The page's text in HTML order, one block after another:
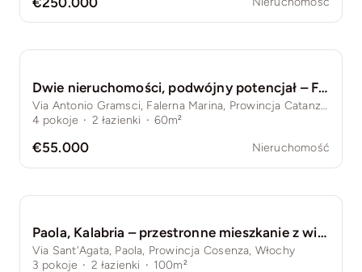
Dwie nieruchomości, podwójny potencjał – Falerna Marina, zaledwie 5 minut od morza
Via Antonio Gramsci, Falerna Marina, Prowincja Catanzaro, Włochy
4 pokoje · 2 łazienki · 60m²
€55.000 Nieruchomość
Paola, Kalabria – przestronne mieszkanie z widokiem na morze w centrum miasta
Via Sant'Agata, Paola, Prowincja Cosenza, Włochy
3 pokoje · 2 łazienki · 100m²